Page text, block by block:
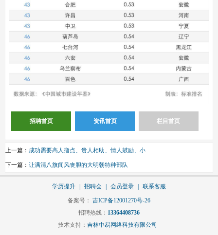
招聘首页 资讯首页 栏目首页
上一篇： 成功需要高人指点、贵人相助、情人鼓励、小
下一篇：让满清八旗闻风丧胆的大明朝特种部队
学历提升 招聘会 会员登录 联系客服
备案号： 吉ICP备12001270号-26
招聘热线： 13364408736
技术支持： 吉林中易网络科技有限公司